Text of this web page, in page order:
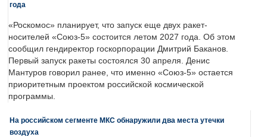
года
«Роскомос» планирует, что запуск еще двух ракет-
носителей «Союз-5» состоится летом 2027 года. Об этом
сообщил гендиректор госкорпорации Дмитрий Баканов.
Первый запуск ракеты состоялся 30 апреля. Денис
Мантуров говорил ранее, что именно «Союз-5» остается
приоритетным проектом российской космической
программы.
На российском сегменте МКС обнаружили два места утечки
воздуха